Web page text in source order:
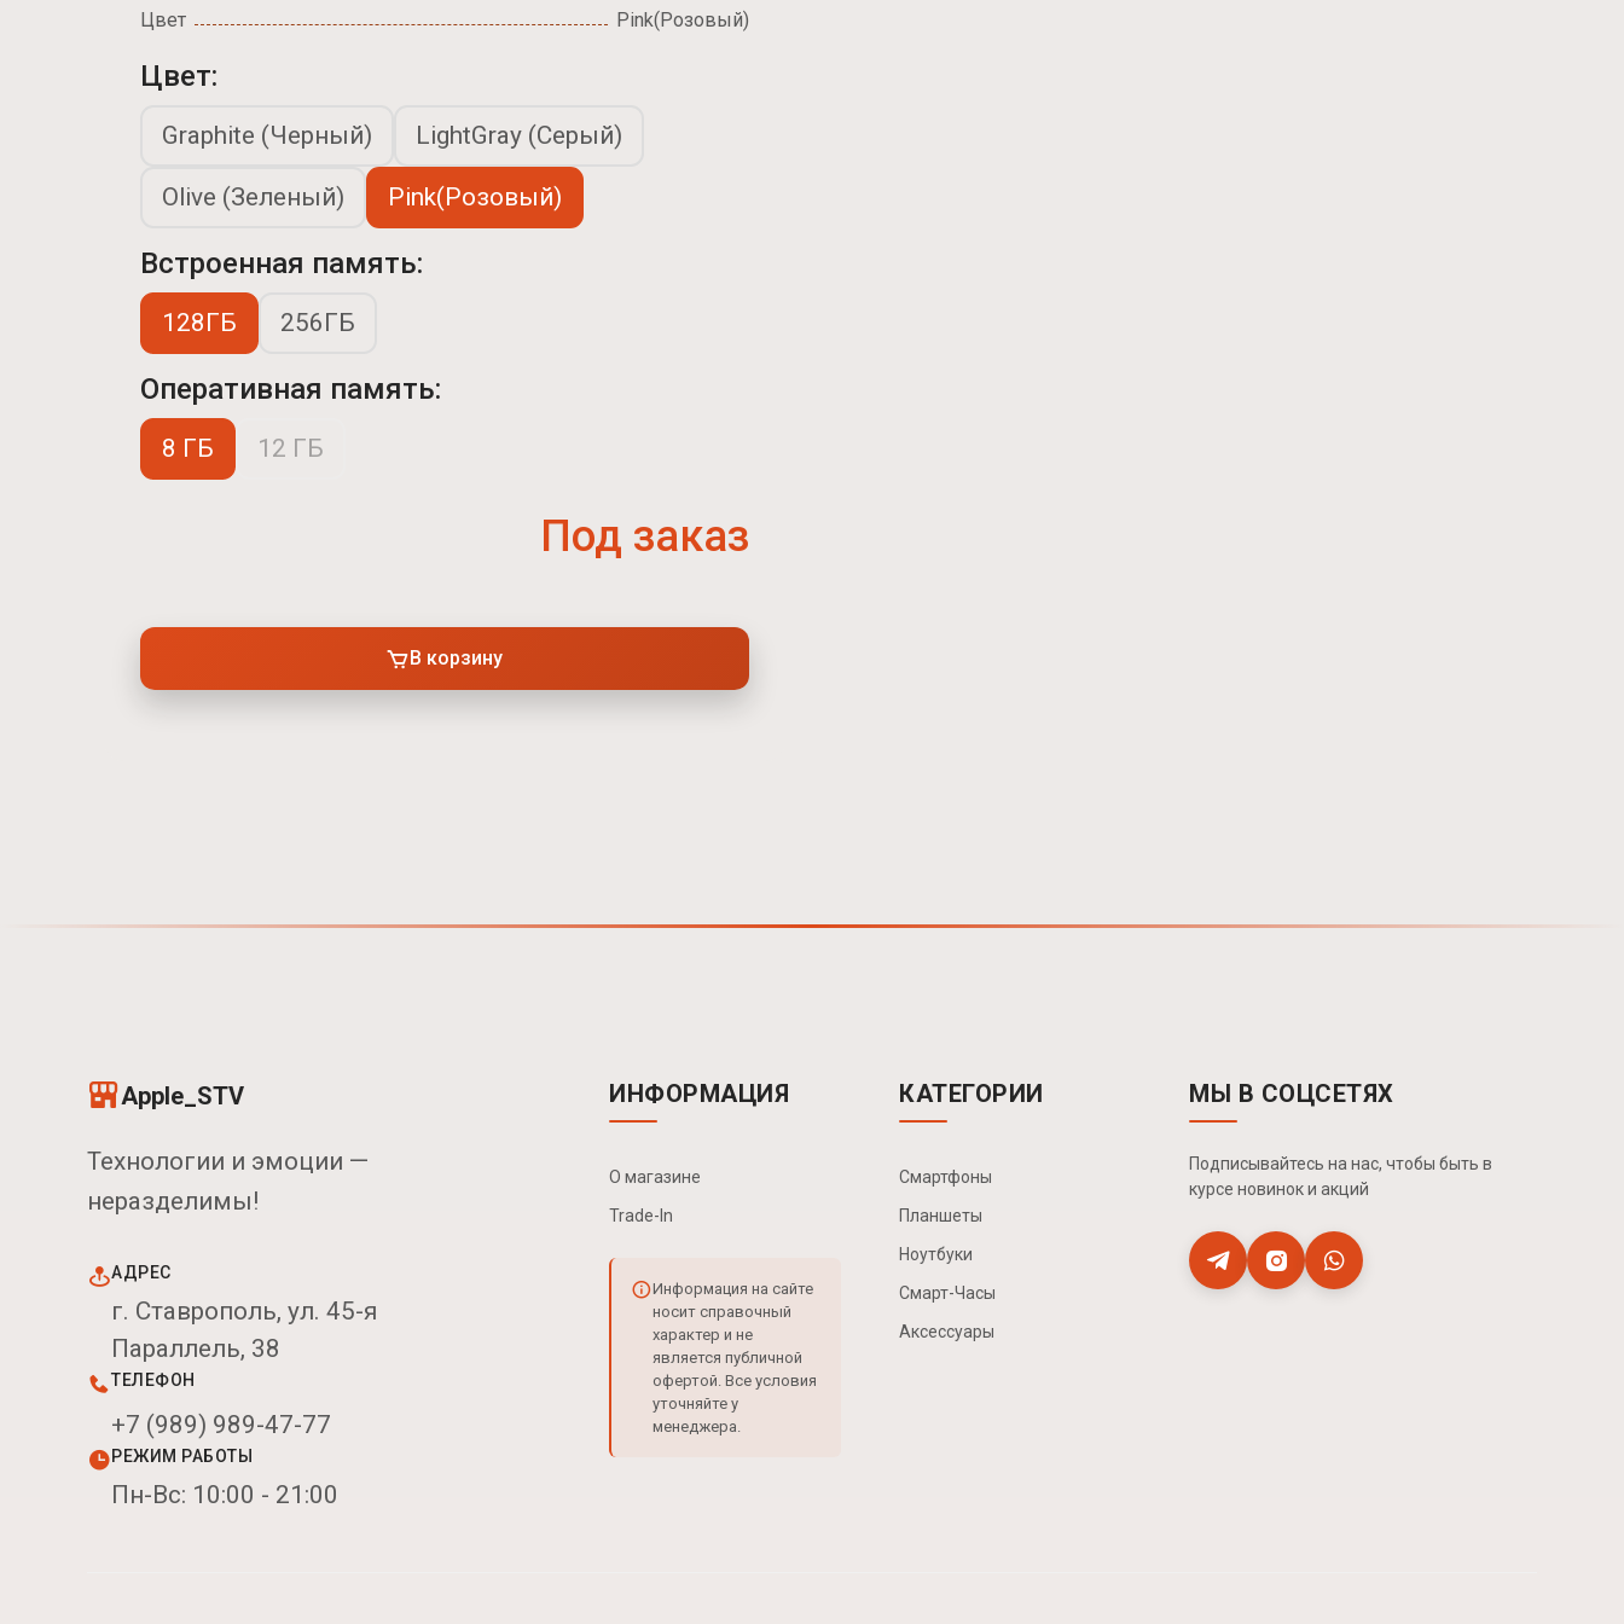
Цвет Pink(Розовый)
Цвет:
Graphite (Черный) LightGray (Серый)
Olive (Зеленый) Pink(Розовый)
Встроенная память:
128ГБ 256ГБ
Оперативная память:
8 ГБ 12 ГБ
Под заказ
В корзину
Apple_STV
Технологии и эмоции —
неразделимы!
АДРЕС
г. Ставрополь, ул. 45-я
Параллель, 38
ТЕЛЕФОН
+7 (989) 989-47-77
РЕЖИМ РАБОТЫ
Пн-Вс: 10:00 - 21:00
ИНФОРМАЦИЯ
О магазине
Trade-In
Информация на сайте
носит справочный
характер и не
является публичной
офертой. Все условия
уточняйте у
менеджера.
КАТЕГОРИИ
Смартфоны
Планшеты
Ноутбуки
Смарт-Часы
Аксессуары
МЫ В СОЦСЕТЯХ
Подписывайтесь на нас, чтобы быть в
курсе новинок и акций